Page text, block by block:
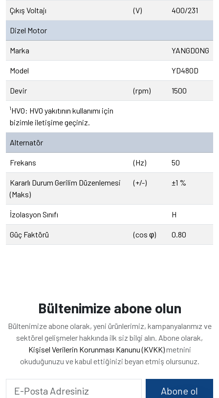
Çıkış Voltajı (V) 400/231
Dizel Motor
Marka YANGDONG
Model YD480D
Devir (rpm) 1500
¹HVO: HVO yakıtının kullanımı için
bizimle iletişime geçiniz.
Alternatör
Frekans (Hz) 50
Kararlı Durum Gerilim Düzenlemesi
(Maks)
(+/-) ±1 %
İzolasyon Sınıfı H
Güç Faktörü (cos φ) 0.80
Bültenimize abone olun
Bültenimize abone olarak, yeni ürünlerimiz, kampanyalarımız ve
sektörel gelişmeler hakkında ilk siz bilgi alın. Abone olarak,
Kişisel Verilerin Korunması Kanunu (KVKK)metnini
okuduğunuzu ve kabul ettiğinizi beyan etmiş olursunuz.
Abone ol